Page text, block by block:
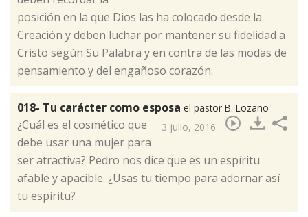
posición en la que Dios las ha colocado desde la
Creación y deben luchar por mantener su fidelidad a
Cristo según Su Palabra y en contra de las modas de
pensamiento y del engañoso corazón.​
018- Tu carácter como esposa el pastor B. Lozano
3 julio, 2016
¿Cuál es el cosmético que
debe usar una mujer para
ser atractiva? Pedro nos dice que es un espíritu
afable y apacible. ¿Usas tu tiempo para adornar así
tu espíritu?​